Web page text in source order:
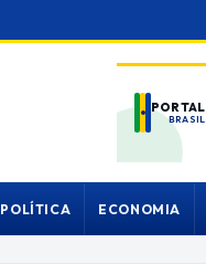
PORTAL
BRASIL
POLÍTICA ECONOMIA